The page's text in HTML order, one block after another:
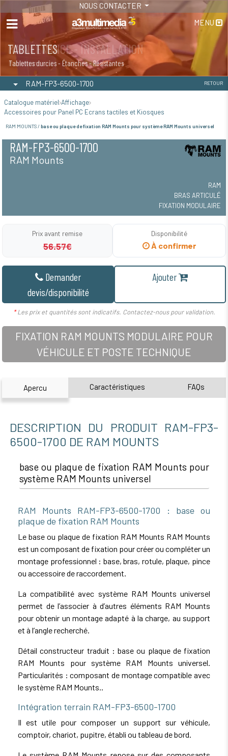
NOUS CONTACTER
MENU
MAINTENANCE - INSTALLATION
Maintenance
TABLETTES
Tablettes durcies - Étanches - Résistantes
RAM-FP3-6500-1700 RETOUR
Catalogue matériel Affichage
Accessoires pour Panel PC Ecrans tactiles et Kiosques
RAM MOUNTS / base ou plaque de fixation RAM Mounts pour système RAM Mounts universel
RAM-FP3-6500-1700
RAM Mounts
RAM
BRAS ARTICULÉ
FIXATION MODULAIRE
Prix avant remise
56.57€
Disponibilité
À confirmer
Demander
devis/disponibilité
Ajouter
*Les prix et quantités sont indicatifs. Contactez-nous pour validation.
FIXATION RAM MOUNTS MODULAIRE POUR
VÉHICULE ET POSTE TECHNIQUE
Apercu Caractéristiques FAQs
DESCRIPTION DU PRODUIT RAM-FP3-
6500-1700 DE RAM MOUNTS
base ou plaque de fixation RAM Mounts pour
système RAM Mounts universel
RAM Mounts RAM-FP3-6500-1700 : base ou
plaque de fixation RAM Mounts
Le base ou plaque de fixation RAM Mounts RAM Mounts
est un composant de fixation pour créer ou compléter un
montage professionnel : base, bras, rotule, plaque, pince
ou accessoire de raccordement.
La compatibilité avec système RAM Mounts universel
permet de l’associer à d’autres éléments RAM Mounts
pour obtenir un montage adapté à la charge, au support
et à l’angle recherché.
Détail constructeur traduit : base ou plaque de fixation
RAM Mounts pour système RAM Mounts universel.
Particularités : composant de montage compatible avec
le système RAM Mounts..
Intégration terrain RAM-FP3-6500-1700
Il est utile pour composer un support sur véhicule,
comptoir, chariot, pupitre, établi ou tableau de bord.